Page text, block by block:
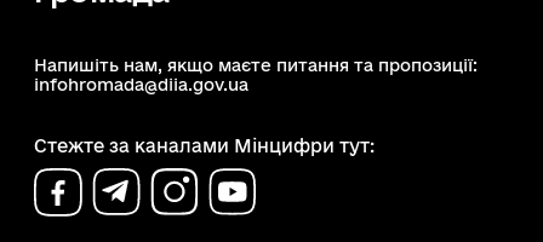
Напишіть нам, якщо маєте питання та пропозиції:
infohromada@diia.gov.ua
Стежте за каналами Мінцифри тут: